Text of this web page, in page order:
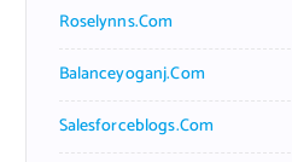
Roselynns.com
Balanceyoganj.com
Salesforceblogs.com